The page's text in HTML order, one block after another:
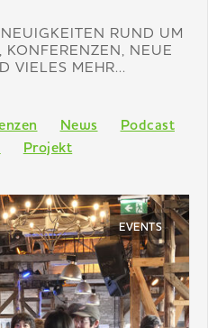
RUND UM
KONFERENZEN, NEUE
VIELES MEHR...
News
Podcast
Projekt
EVENTS